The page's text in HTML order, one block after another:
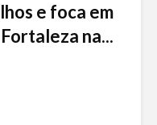
e foca em
na...